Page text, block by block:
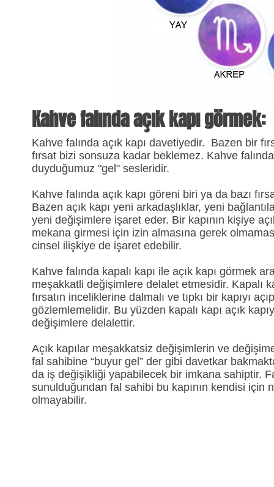
Kahve falında açık kapı görmek:
Kahve falında açık kapı davetiyedir. Bazen bir
fırsat bizi sonsuza kadar beklemez. Kahve
duyduğumuz "gel" sesleridir.
Kahve falında açık kapı göreni biri ya da bazı
Bazen açık kapı yeni arkadaşlıklar, yeni
yeni değişimlere işaret eder. Bir kapının kişiye
mekana girmesi için izin almasına gerek
cinsel ilişkiye de işaret edebilir.
Kahve falında kapalı kapı ile açık kapı görmek
meşakkatli değişimlere delalet etmesidir. Kapalı
fırsatın inceliklerine dalmalı ve tıpkı bir kapıyı
gözlemlemelidir. Bu yüzden kapalı kapı açık
değişimlere delalettir.
Açık kapılar meşakkatsiz değişimlerin ve
fal sahibine “buyur gel” der gibi davetkar
da iş değişikliği yapabilecek bir imkana sahiptir.
sunulduğundan fal sahibi bu kapının kendisi için
olmayabilir.